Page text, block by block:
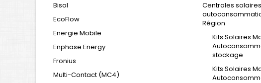
Bisol
EcoFlow
Energie Mobile
Enphase Energy
Fronius
Multi-Contact (MC4)
Centrales
Région
Kits Solaires
stockage
Kits Solaires